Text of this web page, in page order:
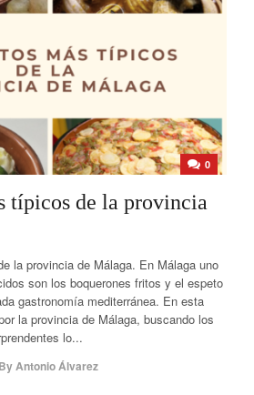
0
típicos de la provincia
la provincia de Málaga. En Málaga uno
son los boquerones fritos y el espeto
gastronomía mediterránea. En esta
la provincia de Málaga, buscando los
lo...
ByAntonio Álvarez